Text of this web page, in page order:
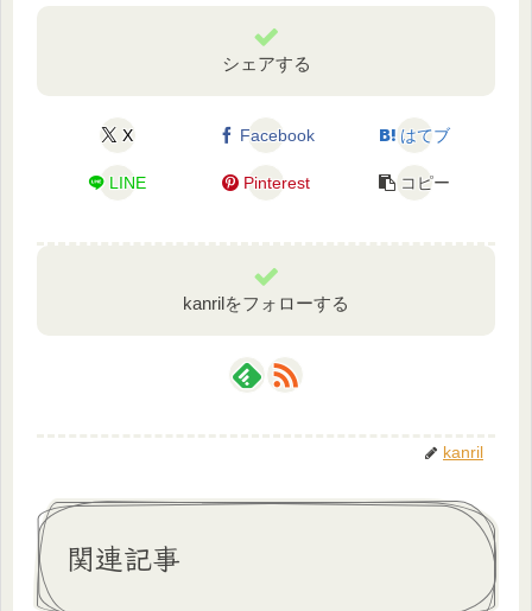
シェアする
X Facebook はてブ
LINE Pinterest コピー
kanrilをフォローする
kanril
関連記事